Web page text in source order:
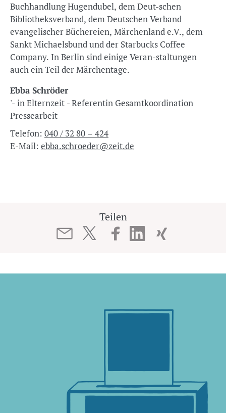
Buchhandlung Hugendubel, dem Deut-schen
Bibliotheksverband, dem Deutschen Verband
evangelischer Büchereien, Märchenland e.V., dem
Sankt Michaelsbund und der Starbucks Coffee
Company. In Berlin sind einige Veran-staltungen
auch ein Teil der Märchentage.
Ebba Schröder
'- in Elternzeit - Referentin Gesamtkoordination
Pressearbeit
Telefon: 040 / 32 80 – 424
E-Mail: ebba.schroeder@zeit.de
Teilen